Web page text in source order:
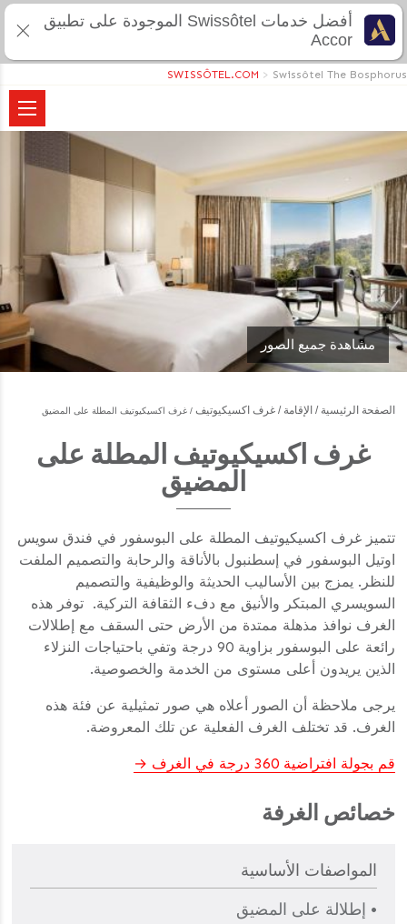
مشاهدة جميع الصور
الصفحة الرئيسية الإقامة غرف اكسيكيوتيف غرف اكسيكيوتيف المطلة على المضيق
غرف اكسيكيوتيف المطلة على
المضيق
تتميز غرف اكسيكيوتيف المطلة على البوسفور في فندق سويس
اوتيل البوسفور في إسطنبول بالأناقة والرحابة والتصميم الملفت
للنظر. يمزج بين الأساليب الحديثة والوظيفية والتصميم
السويسري المبتكر والأنيق مع دفء الثقافة التركية. توفر هذه
الغرف نوافذ مذهلة ممتدة من الأرض حتى السقف مع إطلالات
رائعة على البوسفور بزاوية 90 درجة وتفي باحتياجات النزلاء
الذين يريدون أعلى مستوى من الخدمة والخصوصية.
يرجى ملاحظة أن الصور أعلاه هي صور تمثيلية عن فئة هذه
الغرف. قد تختلف الغرف الفعلية عن تلك المعروضة.
قم بجولة افتراضية 360 درجة في الغرف
خصائص الغرفة
المواصفات الأساسية
• إطلالة على المضيق
SWISSÔTEL.COM > Swissôtel The Bosphorus
أفضل خدمات Swissôtel الموجودة على تطبيق
Accor